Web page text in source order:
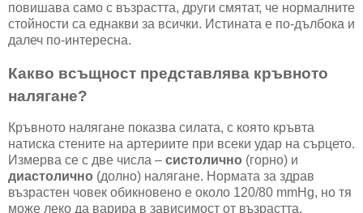
повишава само с възрастта, други смятат, че нормалните
стойности са еднакви за всички. Истината е по-дълбока и
далеч по-интересна.
Какво всъщност представлява кръвното
налягане?
Кръвното налягане показва силата, с която кръвта
натиска стените на артериите при всеки удар на сърцето.
Измерва се с две числа – систолично (горно) и
диастолично (долно) налягане. Нормата за здрав
възрастен човек обикновено е около 120/80 mmHg, но тя
може леко да варира в зависимост от възрастта,